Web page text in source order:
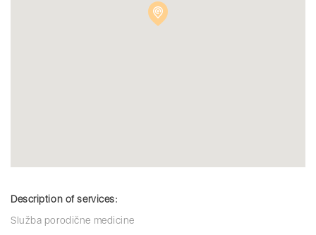
Description of services:
Služba porodične medicine